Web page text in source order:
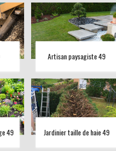
Artisan paysagiste 49
49 Jardinier taille de haie 49